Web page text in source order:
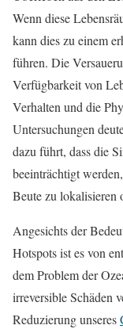
Wenn diese
kann dies zu einem
führen. Die
Verfügbarkeit von
Verhalten und die
Untersuchungen
dazu führt, dass die
beeinträchtigt
Beute zu lokalisieren
Angesichts der
Hotspots ist es von
dem Problem der
irreversible Schäden
Reduzierung unseres